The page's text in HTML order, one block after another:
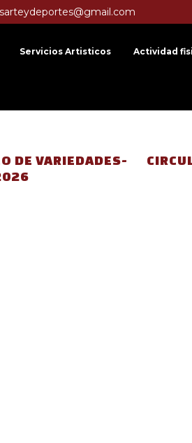
Servicios Artisticos Actividad
DE VARIEDADES-